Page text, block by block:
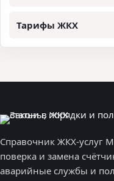
Тарифы ЖКХ
Справочник ЖКХ-услуг
поверка и замена
аварийные службы и